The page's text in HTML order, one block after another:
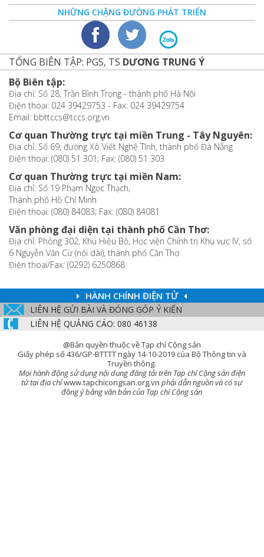
NHỮNG CHẶNG ĐƯỜNG PHÁT TRIỂN
TỔNG BIÊN TẬP: PGS, TS DƯƠNG TRUNG Ý
Bộ Biên tập:
Địa chỉ: Số 28, Trần Bình Trọng - thành phố Hà Nội
Điện thoại: 024 39429753 - Fax: 024 39429754
Email: bbttccs@tccs.org.vn
Cơ quan Thường trực tại miền Trung - Tây Nguyên:
Địa chỉ: Số 69, đường Xô Viết Nghệ Tĩnh, thành phố Đà Nẵng
Điện thoại: (080) 51 301; Fax: (080) 51 303
Cơ quan Thường trực tại miền Nam:
Địa chỉ: Số 19 Phạm Ngọc Thạch,
Thành phố Hồ Chí Minh
Điện thoại: (080) 84083; Fax: (080) 84081
Văn phòng đại diện tại thành phố Cần Thơ:
Địa chỉ: Phòng 302, Khu Hiệu Bộ, Học viện Chính trị Khu vực IV, số
6 Nguyễn Văn Cừ (nối dài), thành phố Cần Thơ
Điện thoại/Fax: (0292) 6250868
HÀNH CHÍNH ĐIỆN TỬ
LIÊN HỆ GỬI BÀI VÀ ĐÓNG GÓP Ý KIẾN
LIÊN HỆ QUẢNG CÁO: 080 46138
@Bản quyền thuộc về Tạp chí Cộng sản
Giấy phép số 436/GP-BTTTT ngày 14-10-2019 của Bộ Thông tin và
Truyền thông.
Mọi hành động sử dụng nội dung đăng tải trên Tạp chí Cộng sản điện
tử tại địa chỉwww.tapchicongsan.org.vnphải dẫn nguồn và có sự
đồng ý bằng văn bản của Tạp chí Cộng sản